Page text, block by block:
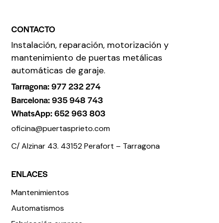
CONTACTO
Instalación, reparación, motorización y
mantenimiento de puertas metálicas
automáticas de garaje.
Tarragona: 977 232 274
Barcelona: 935 948 743
WhatsApp: 652 963 803
oficina@puertasprieto.com
C/ Alzinar 43. 43152 Perafort – Tarragona
ENLACES
Mantenimientos
Automatismos